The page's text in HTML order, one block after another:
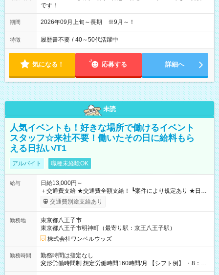
です！
期間 2026年09月上旬～長期 ※9月～！
特徴 履歴書不要 / 40～50代活躍中
気になる！ 応募する 詳細へ
未読
人気イベントも！好きな場所で働けるイベント
スタッフ☆来社不要！働いたその日に給料もら
える日払い/T1
アルバイト 職種未経験OK
給与
日給13,000円～
＋交通費支給 ★交通費全額支給！ ┗案件により規定あり ★日払
いOK！（規定あり） ┗働いたその日に現金GET♪ お仕事後はコ
ンビニATMから 日払い分を引き落とせます！ 【試用期間】試
交通費別途支給あり
勤務地
東京都八王子市
東京都八王子市明神町（最寄り駅：京王八王子駅）
株式会社ワンベルウッズ
勤務時間
勤務時間は指定なし
変形労働時間制 想定労働時間160時間/月 【シフト例】 ・8：00
～21：00